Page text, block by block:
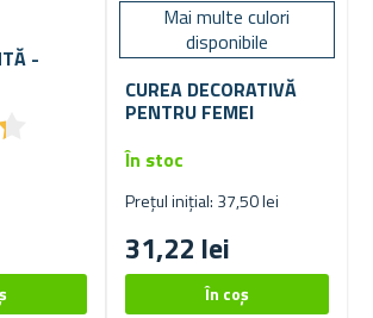
-
Mai multe culori
disponibile
CUREA DECORATIVĂ
PENTRU FEMEI
Prețul inițial: 37,50 lei
31,22 lei
În stoc